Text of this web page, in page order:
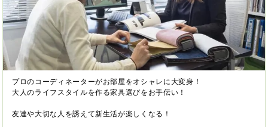
プロのコーディネーターがお部屋をオシャレに大変身！
大人のライフスタイルを作る家具選びをお手伝い！
友達や大切な人を誘えて新生活が楽しくなる！